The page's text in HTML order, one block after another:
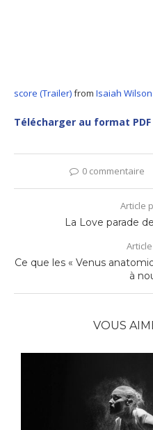
score (Trailer)from Isaiah Wilson
Télécharger au format PDF
0 commentaire
Article
La Love parade
Ce que les « Venus
à
VOUS